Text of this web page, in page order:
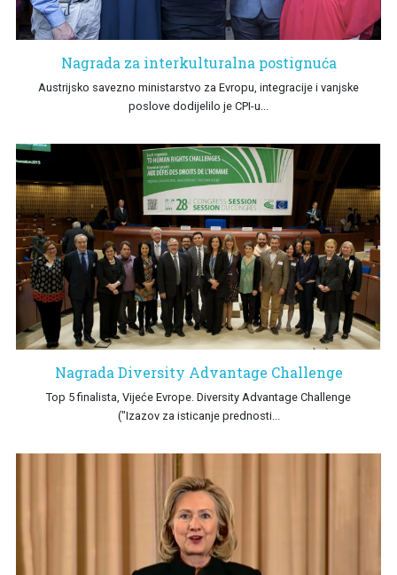
Nagrada za interkulturalna postignuća
Austrijsko savezno ministarstvo za Evropu, integracije i vanjske
poslove dodijelilo je CPI-u...
Nagrada Diversity Advantage Challenge
Top 5 finalista, Vijeće Evrope. Diversity Advantage Challenge
("Izazov za isticanje prednosti...